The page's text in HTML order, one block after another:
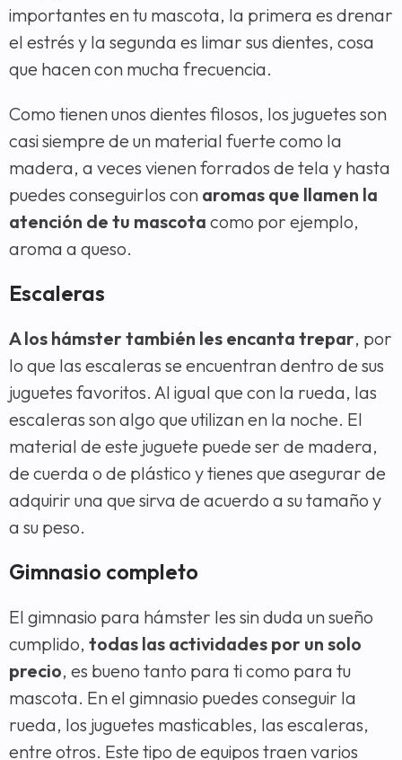
importantes en tu mascota, la primera es drenar
el estrés y la segunda es limar sus dientes, cosa
que hacen con mucha frecuencia.
Como tienen unos dientes filosos, los juguetes son
casi siempre de un material fuerte como la
madera, a veces vienen forrados de tela y hasta
puedes conseguirlos con aromas que llamen la
atención de tu mascota como por ejemplo,
aroma a queso.
Escaleras
A los hámster también les encanta trepar, por
lo que las escaleras se encuentran dentro de sus
juguetes favoritos. Al igual que con la rueda, las
escaleras son algo que utilizan en la noche. El
material de este juguete puede ser de madera,
de cuerda o de plástico y tienes que asegurar de
adquirir una que sirva de acuerdo a su tamaño y
a su peso.
Gimnasio completo
El gimnasio para hámster les sin duda un sueño
cumplido, todas las actividades por un solo
precio, es bueno tanto para ti como para tu
mascota. En el gimnasio puedes conseguir la
rueda, los juguetes masticables, las escaleras,
entre otros. Este tipo de equipos traen varios